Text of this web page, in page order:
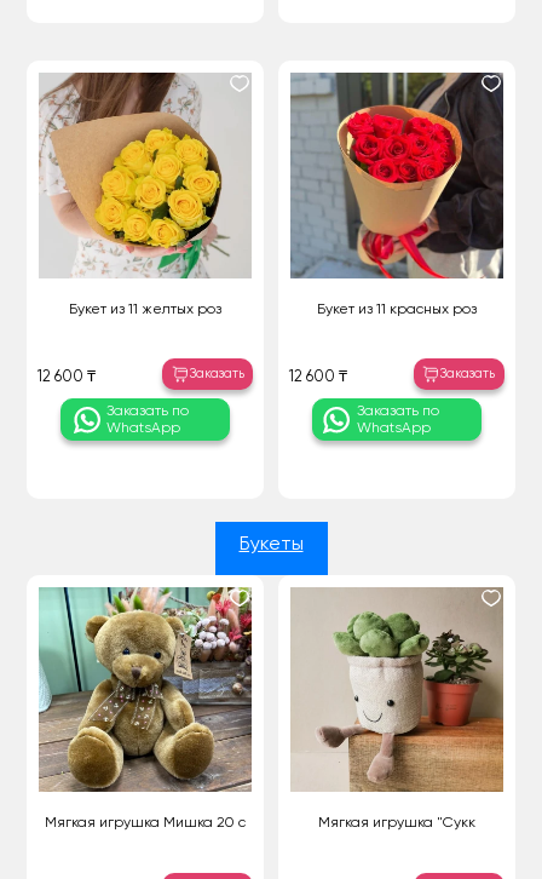
Букет из 11 желтых роз
12 600 ₸ Заказать
Заказать по
WhatsApp
Букет из 11 красных роз
12 600 ₸ Заказать
Заказать по
WhatsApp
Букеты
Мягкая игрушка Мишка 20 с Мягкая игрушка "Сукк